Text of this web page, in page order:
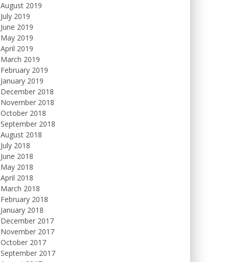
August 2019
July 2019
June 2019
May 2019
April 2019
March 2019
February 2019
January 2019
December 2018
November 2018
October 2018
September 2018
August 2018
July 2018
June 2018
May 2018
April 2018
March 2018
February 2018
January 2018
December 2017
November 2017
October 2017
September 2017